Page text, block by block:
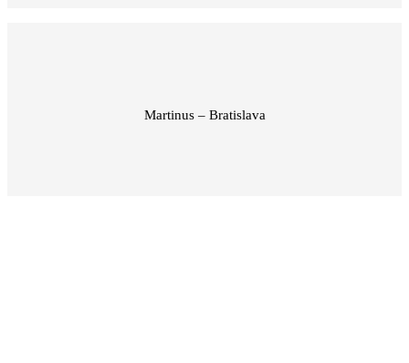
Martinus – Bratislava